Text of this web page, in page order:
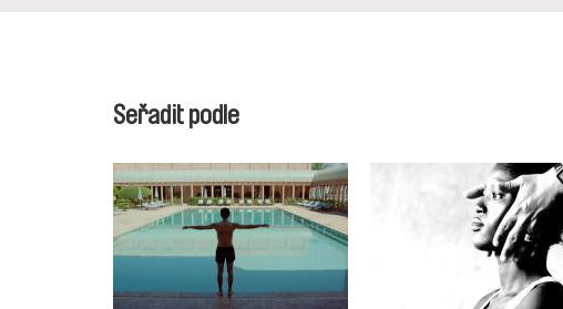
Seřadit podle